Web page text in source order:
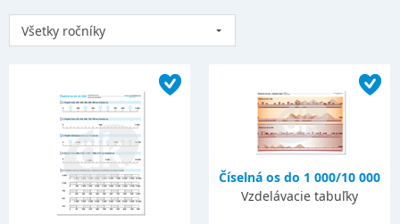
Všetky ročníky
Číselná os do 1 000/10 000
Vzdelávacie tabuľky